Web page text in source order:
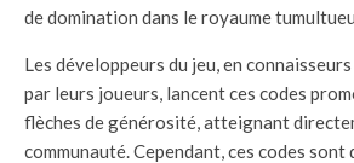
de domination dans le royaume
Les développeurs du jeu, en
par leurs joueurs, lancent ces codes
flèches de générosité, atteignant
communauté. Cependant, ces codes sont